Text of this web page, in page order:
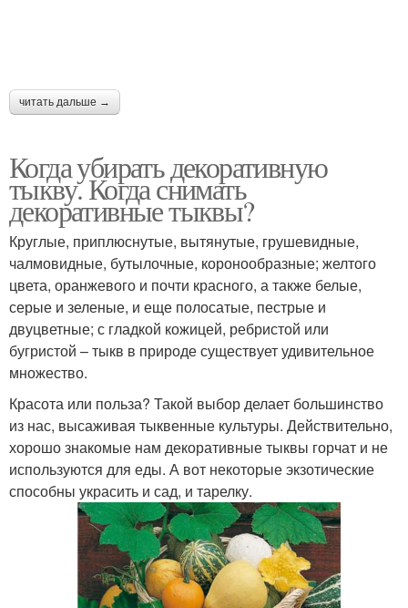
читать дальше →
Когда убирать декоративную
тыкву. Когда снимать
декоративные тыквы?
Круглые, приплюснутые, вытянутые, грушевидные,
чалмовидные, бутылочные, коронообразные; желтого
цвета, оранжевого и почти красного, а также белые,
серые и зеленые, и еще полосатые, пестрые и
двуцветные; с гладкой кожицей, ребристой или
бугристой – тыкв в природе существует удивительное
множество.
Красота или польза? Такой выбор делает большинство
из нас, высаживая тыквенные культуры. Действительно,
хорошо знакомые нам декоративные тыквы горчат и не
используются для еды. А вот некоторые экзотические
способны украсить и сад, и тарелку.